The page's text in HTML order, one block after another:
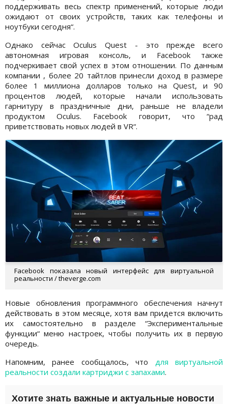
поддерживать весь спектр применений, которые люди
ожидают от своих устройств, таких как телефоны и
ноутбуки сегодня“.
Однако сейчас Oculus Quest - это прежде всего
автономная игровая консоль, и Facebook также
подчеркивает свой успех в этом отношении. По данным
компании , более 20 тайтлов принесли доход в размере
более 1 миллиона долларов только на Quest, и 90
процентов людей, которые начали использовать
гарнитуру в праздничные дни, раньше не владели
продуктом Oculus. Facebook говорит, что “рад
приветствовать новых людей в VR“.
Facebook показала новый интерфейс для виртуальной
реальности / theverge.com
Новые обновления программного обеспечения начнут
действовать в этом месяце, хотя вам придется включить
их самостоятельно в разделе “Экспериментальные
функции“ меню настроек, чтобы получить их в первую
очередь.
Напомним, ранее сообщалось, что для виртуальной
реальности создали картриджи с запахами.
Хотите знать важные и актуальные новости